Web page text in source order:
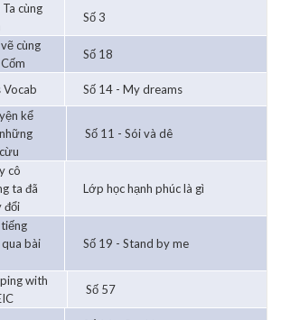
cùng
Số 3
cùng
Số 18
Vocab Số 14 - My dreams
kể
Số 11 - Sói và dê
cô
ta đã
đổi
Lớp học hạnh phúc là gì
bài
Số 19 - Stand by me
with
Số 57